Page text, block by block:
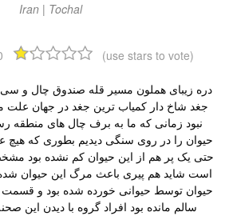
Iran | Tochal
(use stars to vote)
جغد شاخ دار کمیاب ترین جغد در جهان
نبود زمانی که ما به برف چال های منطقه
حیوان را در روی سنگی دیدیم بطوری که هیچ
حتی یک پر هم از این حیوان کم نشده بود
است شاید هم پیری باعث مرگ این حیوان
حیوان توسط حیوانی خورده شده بود و قسمت
سالم مانده بود افراد گروه با دیدن این